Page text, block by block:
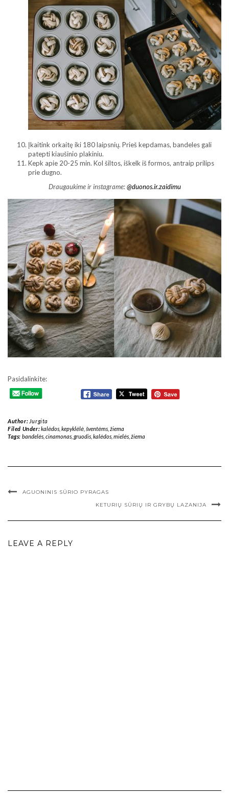
Įkaitink orkaitę iki 180 laipsnių. Prieš kepdamas, bandeles gali
patepti kiaušinio plakiniu.
Kepk apie 20-25 min. Kol šiltos, iškelk iš formos, antraip prilips
prie dugno.
Draugaukime ir instagrame:@duonos.ir.zaidimu
Pasidalinkite:
Author: Jurgita
Filed Under:kalėdos, kepyklėlė, šventėms, žiema
Tags: bandelės, cinamonas, gruodis, kalėdos, mielės, žiema
AGUONINIS SŪRIO PYRAGAS
KETURIŲ SŪRIŲ IR GRYBŲ LAZANIJA
LEAVE A REPLY